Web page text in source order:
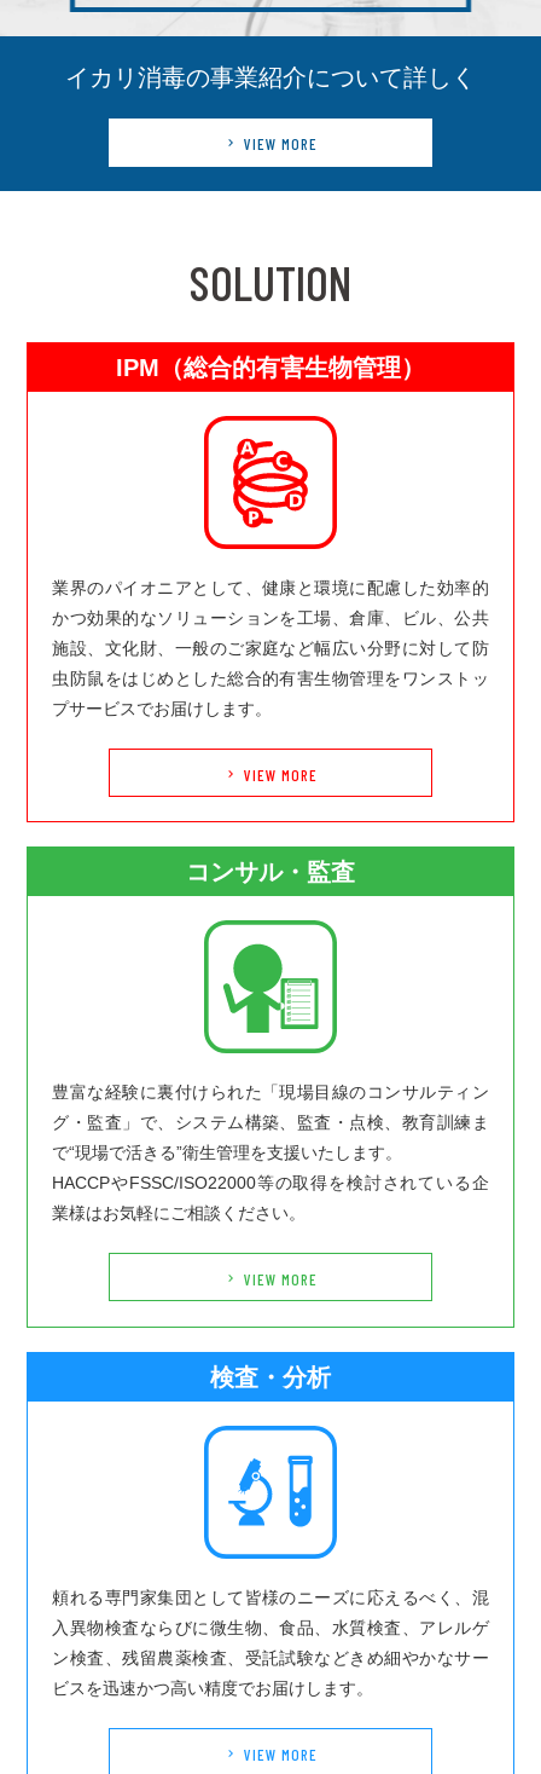
イカリ消毒の事業紹介について詳しく
keyboard_arrow_right VIEW MORE
SOLUTION
IPM（総合的有害生物管理）
業界のパイオニアとして、健康と環境に配慮した効率的
かつ効果的なソリューションを工場、倉庫、ビル、公共
施設、文化財、一般のご家庭など幅広い分野に対して防
虫防鼠をはじめとした総合的有害生物管理をワンストッ
プサービスでお届けします。
keyboard_arrow_right VIEW MORE
コンサル・監査
豊富な経験に裏付けられた「現場目線のコンサルティン
グ・監査」で、システム構築、監査・点検、教育訓練ま
で“現場で活きる”衛生管理を支援いたします。
HACCPやFSSC/ISO22000等の取得を検討されている企
業様はお気軽にご相談ください。
keyboard_arrow_right VIEW MORE
検査・分析
頼れる専門家集団として皆様のニーズに応えるべく、混
入異物検査ならびに微生物、食品、水質検査、アレルゲ
ン検査、残留農薬検査、受託試験などきめ細やかなサー
ビスを迅速かつ高い精度でお届けします。
keyboard_arrow_right VIEW MORE